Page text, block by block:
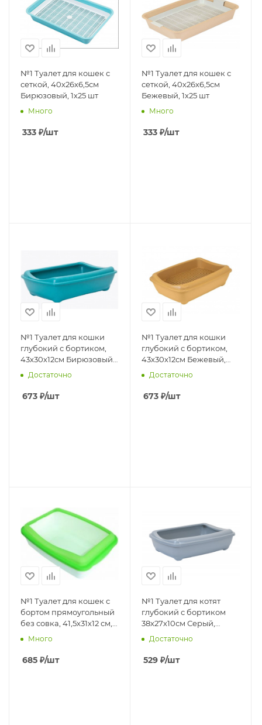
№1 Туалет для кошек с
сеткой, 40х26х6,5см
Бирюзовый, 1х25 шт
Много
333 ₽/шт
№1 Туалет для кошек с
сеткой, 40х26х6,5см
Бежевый, 1х25 шт
Много
333 ₽/шт
№1 Туалет для кошки
глубокий с бортиком,
43х30х12см Бирюзовый,
1х10шт
Достаточно
673 ₽/шт
№1 Туалет для кошки
глубокий с бортиком,
43х30х12см Бежевый,
1х10шт
Достаточно
673 ₽/шт
№1 Туалет для кошек с
бортом прямоугольный
без совка, 41,5х31х12 см,
1*18шт пластик
Много
685 ₽/шт
№1 Туалет для котят
глубокий с бортиком
38х27х10см Серый,
1х25шт
Достаточно
529 ₽/шт